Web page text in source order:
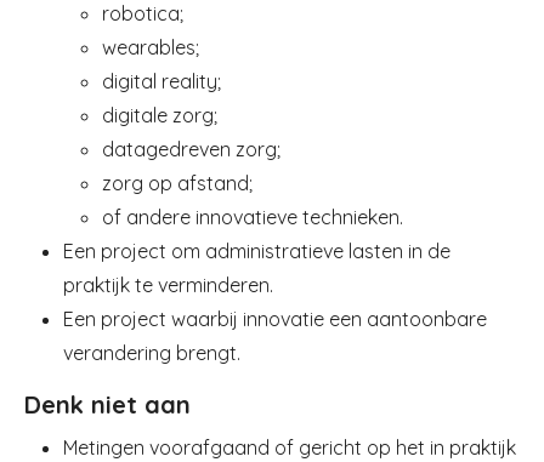
robotica;
wearables;
digital reality;
digitale zorg;
datagedreven zorg;
zorg op afstand;
of andere innovatieve technieken.
Een project om administratieve lasten in de
praktijk te verminderen.
Een project waarbij innovatie een aantoonbare
verandering brengt.
Denk niet aan
Metingen voorafgaand of gericht op het in praktijk